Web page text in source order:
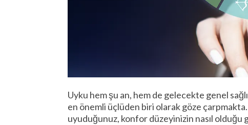
Uyku hem şu an, hem de gelecekte genel
en önemli üçlüden biri olarak göze
uyuduğunuz, konfor düzeyinizin nasıl olduğu